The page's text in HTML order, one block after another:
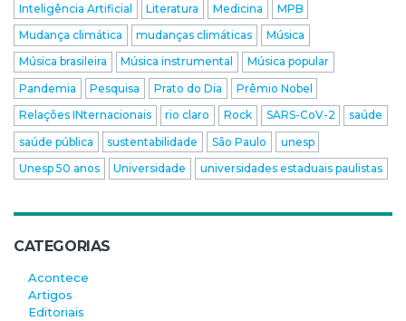
Inteligência Artificial
Literatura Medicina
MPB
Mudança climática
mudanças climáticas
Música
Música brasileira
Música instrumental
Música popular
Pandemia
Pesquisa Prato do Dia
Prêmio Nobel
Relações INternacionais
rio claro Rock SARS-CoV-2
saúde
saúde pública
sustentabilidade São Paulo
unesp
Unesp 50 anos
Universidade universidades estaduais paulistas
CATEGORIAS
Acontece
Artigos
Editoriais